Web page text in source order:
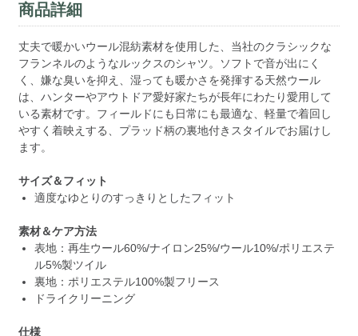
商品詳細
丈夫で暖かいウール混紡素材を使用した、当社のクラシックな
フランネルのようなルックスのシャツ。ソフトで音が出にく
く、嫌な臭いを抑え、湿っても暖かさを発揮する天然ウール
は、ハンターやアウトドア愛好家たちが長年にわたり愛用して
いる素材です。フィールドにも日常にも最適な、軽量で着回し
やすく着映えする、プラッド柄の裏地付きスタイルでお届けし
ます。
サイズ＆フィット
適度なゆとりのすっきりとしたフィット
素材＆ケア方法
表地：再生ウール60%/ナイロン25%/ウール10%/ポリエステ
ル5%製ツイル
裏地：ポリエステル100%製フリース
ドライクリーニング
仕様